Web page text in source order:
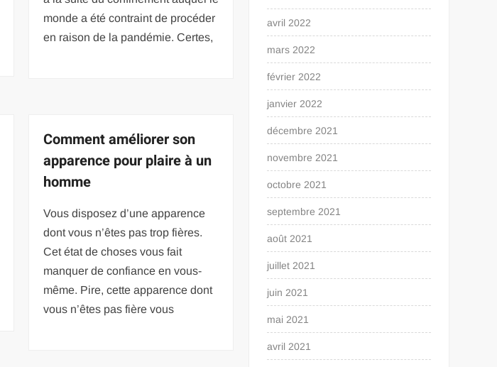
monde a été contraint de procéder
en raison de la pandémie. Certes,
Comment améliorer son
apparence pour plaire à un
homme
Vous disposez d’une apparence
dont vous n’êtes pas trop fières.
Cet état de choses vous fait
manquer de confiance en vous-
même. Pire, cette apparence dont
vous n’êtes pas fière vous
avril 2022
mars 2022
février 2022
janvier 2022
décembre 2021
novembre 2021
octobre 2021
septembre 2021
août 2021
juillet 2021
juin 2021
mai 2021
avril 2021